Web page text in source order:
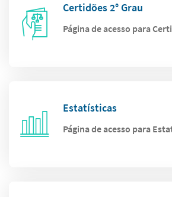
Certidões 2° Grau
Página de acesso para
Estatísticas
Página de acesso para